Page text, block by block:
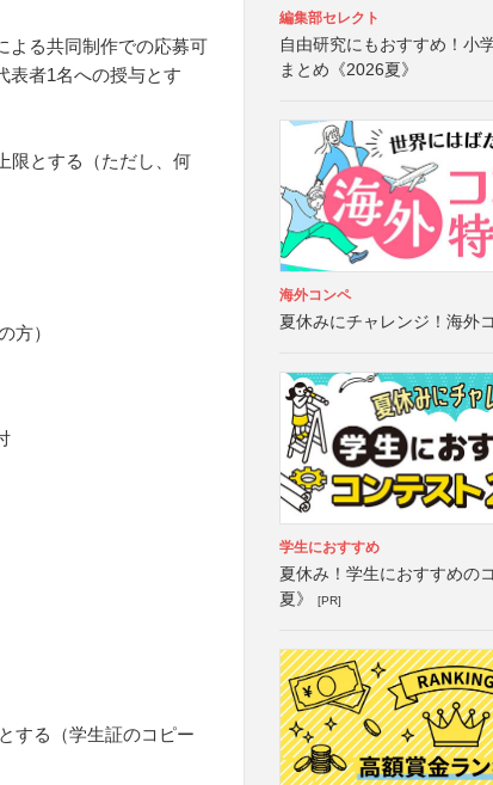
よる共同制作での応募可
表者1名への授与とす
限とする（ただし、何
方）
する（学生証のコピー
編集部セレクト
自由研究にもおすすめ！小
まとめ《2026夏》
海外コンペ
夏休みにチャレンジ！海外
学生におすすめ
夏休み！学生におすすめの
夏》
[PR]